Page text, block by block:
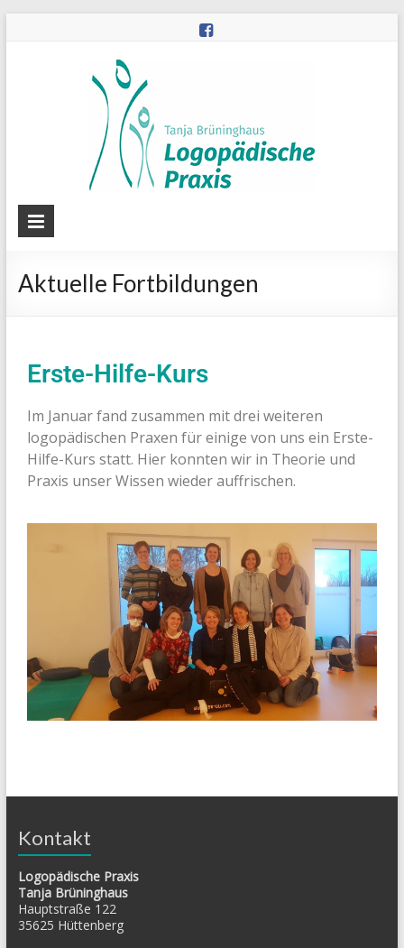
Aktuelle Fortbildungen
Erste-Hilfe-Kurs
Im Januar fand zusammen mit drei weiteren
logopädischen Praxen für einige von uns ein Erste-
Hilfe-Kurs statt. Hier konnten wir in Theorie und
Praxis unser Wissen wieder auffrischen.
Kontakt
Logopädische Praxis
Tanja Brüninghaus
Hauptstraße 122
35625 Hüttenberg